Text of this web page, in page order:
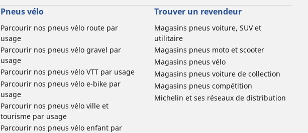
Pneus vélo
Parcourir nos pneus vélo route par
usage
Parcourir nos pneus vélo gravel par
usage
Parcourir nos pneus vélo VTT par usage
Parcourir nos pneus vélo e-bike par
usage
Parcourir nos pneus vélo ville et
tourisme par usage
Parcourir nos pneus vélo enfant par
Trouver un revendeur
Magasins pneus voiture, SUV et
utilitaire
Magasins pneus moto et scooter
Magasins pneus vélo
Magasins pneus voiture de collection
Magasins pneus compétition
Michelin et ses réseaux de distribution